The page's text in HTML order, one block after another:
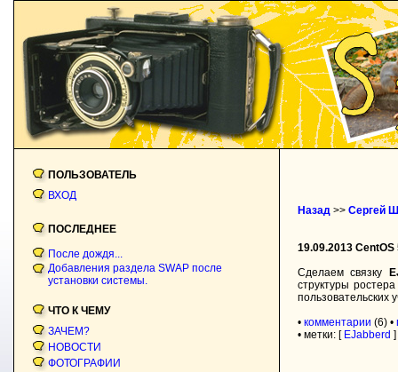
ПОЛЬЗОВАТЕЛЬ
ВХОД
ПОСЛЕДНЕЕ
После дождя...
Добавления раздела SWAP после
установки системы.
ЧТО К ЧЕМУ
ЗАЧЕМ?
НОВОСТИ
ФОТОГРАФИИ
Назад >> Сергей
19.09.2013
Сделаем связку
структуры
пользовательских
• комментарии (6) •
• метки: [ EJabberd